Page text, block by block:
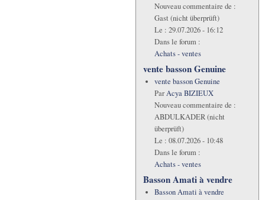
Nouveau commentaire de :
Gast (nicht überprüft)
Le : 29.07.2026 - 16:12
Dans le forum :
Achats - ventes
vente basson Genuine
vente basson Genuine
ParAcya BIZIEUX
Nouveau commentaire de :
ABDULKADER (nicht
überprüft)
Le : 08.07.2026 - 10:48
Dans le forum :
Achats - ventes
Basson Amati à vendre
Basson Amati à vendre